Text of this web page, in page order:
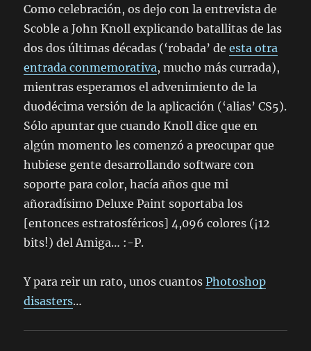
Como celebración, os dejo con la entrevista de
Scoble a John Knoll explicando batallitas de las
dos dos últimas décadas (‘robada’ deesta otra
entrada conmemorativa, mucho más currada),
mientras esperamos el advenimiento de la
duodécima versión de la aplicación (‘alias’ CS5).
Sólo apuntar que cuando Knoll dice que en
algún momento les comenzó a preocupar que
hubiese gente desarrollando software con
soporte para color, hacía años que mi
añoradísimo Deluxe Paint soportaba los
[entonces estratosféricos] 4,096 colores (¡12
bits!) del Amiga… :-P.
Y para reir un rato, unos cuantosPhotoshop
disasters…